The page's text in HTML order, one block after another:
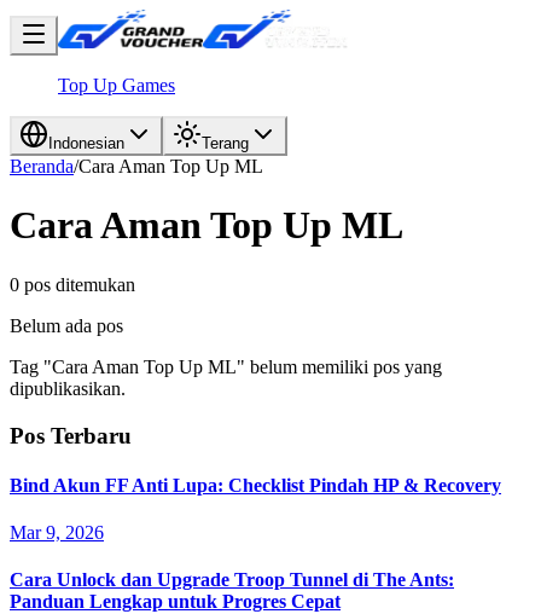
Top Up Games
Indonesian Terang
Beranda/Cara Aman Top Up ML
Cara Aman Top Up ML
0 pos ditemukan
Belum ada pos
Tag "Cara Aman Top Up ML" belum memiliki pos yang
dipublikasikan.
Pos Terbaru
Bind Akun FF Anti Lupa: Checklist Pindah HP & Recovery
Mar 9, 2026
Cara Unlock dan Upgrade Troop Tunnel di The Ants:
Panduan Lengkap untuk Progres Cepat